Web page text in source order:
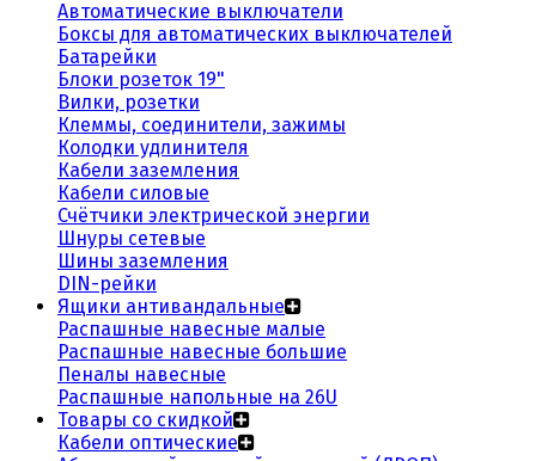
Автоматические выключатели
Боксы для автоматических выключателей
Батарейки
Блоки розеток 19"
Вилки, розетки
Клеммы, соединители, зажимы
Колодки удлинителя
Кабели заземления
Кабели силовые
Счётчики электрической энергии
Шнуры сетевые
Шины заземления
DIN-рейки
Ящики антивандальные
Распашные навесные малые
Распашные навесные большие
Пеналы навесные
Распашные напольные на 26U
Товары со скидкой
Кабели оптические